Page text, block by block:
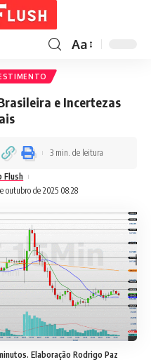
Aa
e Incertezas
outubro de 2025 08:28
Flush
3 min. de leitura
Elaboração Rodrigo Paz